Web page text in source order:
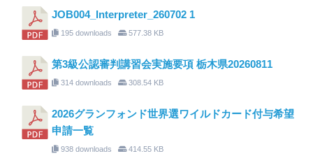
JOB004_Interpreter_260702 1
195 downloads 577.38 KB
第3級公認審判講習会実施要項 栃木県20260811
314 downloads 308.54 KB
2026グランフォンド世界選ワイルドカード付与希望
申請一覧
938 downloads 414.55 KB